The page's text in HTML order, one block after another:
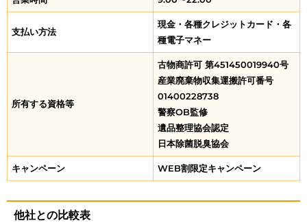
支払い方法
現金・各種クレジットカード・各
種電子マネー
所有する資格等
古物商許可 第451450019940号
産業廃棄物収集運搬許可番号
01400228738
警察OB監修
遺品整理協会認定
日本除菌脱臭協会
キャンペーン WEB割限定キャンペーン
他社との比較表